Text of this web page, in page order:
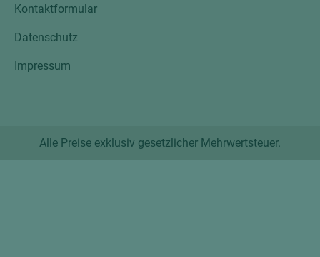
Kontaktformular
Datenschutz
Impressum
Alle Preise exklusiv gesetzlicher Mehrwertsteuer.